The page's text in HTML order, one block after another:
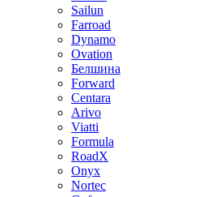
Sailun
Farroad
Dynamo
Ovation
Белшина
Forward
Centara
Arivo
Viatti
Formula
RoadX
Onyx
Nortec